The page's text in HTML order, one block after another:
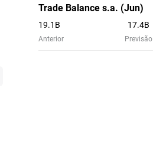
Trade Balance s.a. (Jun)
19.1B 17.4B
Anterior Previsão